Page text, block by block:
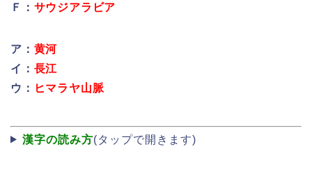
Ｆ： サウジアラビア
ア： 黄河
イ： 長江
ウ： ヒマラヤ山脈
漢字の読み方(タップで開きます)